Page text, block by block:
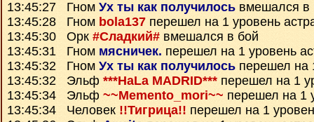
13:45:27 Гном Ух ты как получилось вмешался в
13:45:28 Гном bola137 перешел на 1 уровень
13:45:30 Орк #Сладкий# вмешался в бой
13:45:31 Гном мясничек. перешел на 1 уровень
13:45:32 Гном Ух ты как получилось перешел на
13:45:32 Эльф ***HaLa MADRID*** перешел на 1
13:45:34 Эльф ~~Memento_mori~~ перешел на 1
13:45:34 Человек !!Тигрица!! перешел на 1